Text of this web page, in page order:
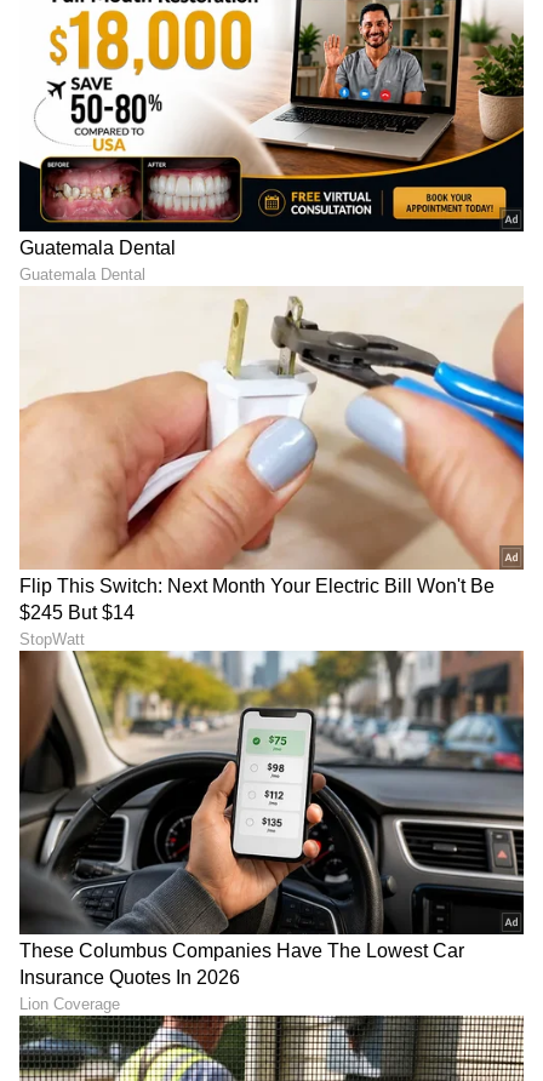
ಇಂದಿನಿಂದ 3 ದಿನ ಬೆಳಗಾವಿಯಲ್ಲಿ
ಆರ್‌ಎಸ್‌ಎಸ್‌ ಪ್ರಚಾರಕರ ಸಭೆ,
ಯಾರಾರು ಆಗಮಿಸಲಿದ್ದಾರೆ?
ಸಭೆಯ ಚರ್ಚೆಗಳೇನು?
ರಾಜ್ಯದ ಡ್ಯಾಂಗಳಲ್ಲಿ ನೀರು
ಸಂಗ್ರಹ 5 ದಿನದಲ್ಲೇ ಡಬಲ್!
ಇಂದು ಜಲಾಶಯಗಳ ನೀರಿನ
ಮಟ್ಟ ಎಷ್ಟು?
LATEST VIDEOS
"ರಾಜಕೀಯ ಬೇಡ, ಸಿನಿಮಾನೇ ಪ್ರಾಣ":
ಕನಕೋತ್ಸವದಲ್ಲಿ ರಿಷಬ್ ಶೆಟ್ಟಿ | Rishab
Shetty speech | Suvarna News
ಶೇ.50 ರಿಂದ ಶೇ.18 ಕ್ಕೆ TAX ಇಳಿಕೆ: ಮೋದಿ-
ಟ್ರಂಪ್ ಐತಿಹಾಸಿಕ ಒಪ್ಪಂದ | India US
Trade Deal | Party Rounds